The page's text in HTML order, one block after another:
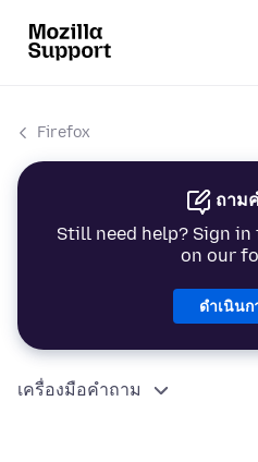
Firefox
ถาม
Still need help? Sign
on our
ดำเนินก
เครื่องมือคำถาม